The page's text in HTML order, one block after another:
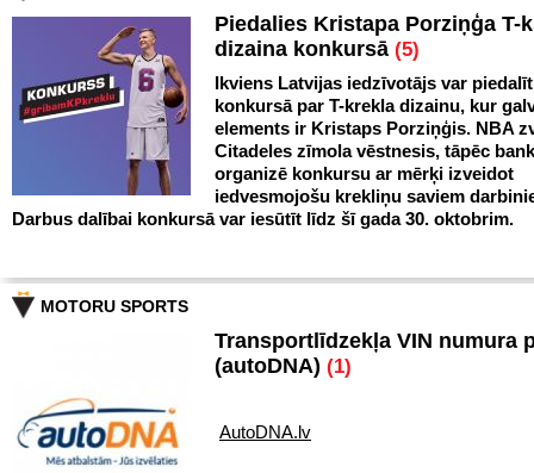
Piedalies Kristapa Porziņģa T-
dizaina konkursā (5)
Ikviens Latvijas iedzīvotājs var
konkursā par T-krekla dizainu, kur
elements ir Kristaps Porziņģis. NBA
Citadeles zīmola vēstnesis, tāpēc
organizē konkursu ar mērķi izveidot
iedvesmojošu krekliņu saviem
Darbus dalībai konkursā var iesūtīt līdz šī gada 30. oktobrim.
MOTORU SPORTS
Transportlīdzekļa VIN numura
(autoDNA) (1)
AutoDNA.lv